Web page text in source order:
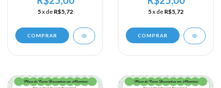
Singapore
5x de R$5,72
COMPRAR
Singapore
5x de R$5,72
COMPRAR